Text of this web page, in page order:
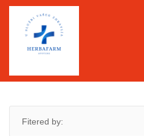
Fitered by: